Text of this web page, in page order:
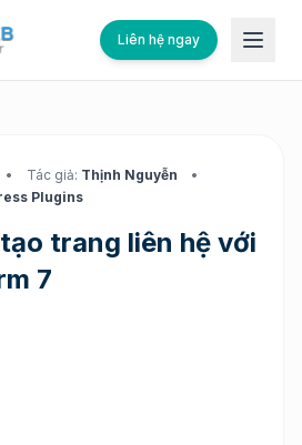
Liên hệ ngay
• Tác giả: Thịnh Nguyễn
•
Plugins
trang liên hệ với
7